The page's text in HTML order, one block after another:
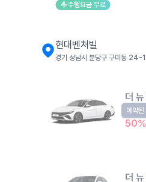
주행요금 무료
현대벤처빌
경기 성남시 분당구 구미동 24-1
더 뉴
준중형
50%
예약된
더